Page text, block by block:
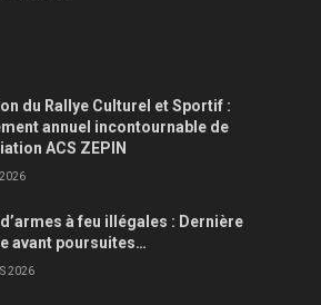
du Rallye Culturel et Sportif :
annuel incontournable de
ACS ZEPIN
d’armes à feu illégales : Dernière
avant poursuites…
2026